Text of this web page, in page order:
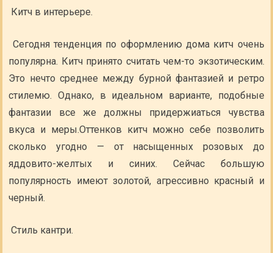
Китч в интерьере.
Сегодня тенденция по оформлению дома китч очень
популярна. Китч принято считать чем-то экзотическим.
Это нечто среднее между бурной фантазией и ретро
стилемю. Однако, в идеальном варианте, подобные
фантазии все же должны придержиаться чувства
вкуса и меры.Оттенков китч можно себе позволить
сколько угодно — от насыщенных розовых до
яддовито-желтых и синих. Сейчас большую
популярность имеют золотой, агрессивно красный и
черный.
Стиль кантри.